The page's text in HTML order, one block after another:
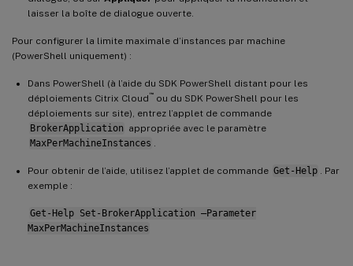
laisser la boîte de dialogue ouverte.
Pour configurer la limite maximale d’instances par machine
(PowerShell uniquement) :
Dans PowerShell (à l’aide du SDK PowerShell distant pour les
déploiements Citrix Cloud ™
ou du SDK PowerShell pour les
déploiements sur site), entrez l’applet de commande
BrokerApplication appropriée avec le paramètre
MaxPerMachineInstances
Pour obtenir de l’aide, utilisez l’applet de commande Get-Help
. Par
exemple :
Get-Help Set-BrokerApplication –Parameter
MaxPerMachineInstances